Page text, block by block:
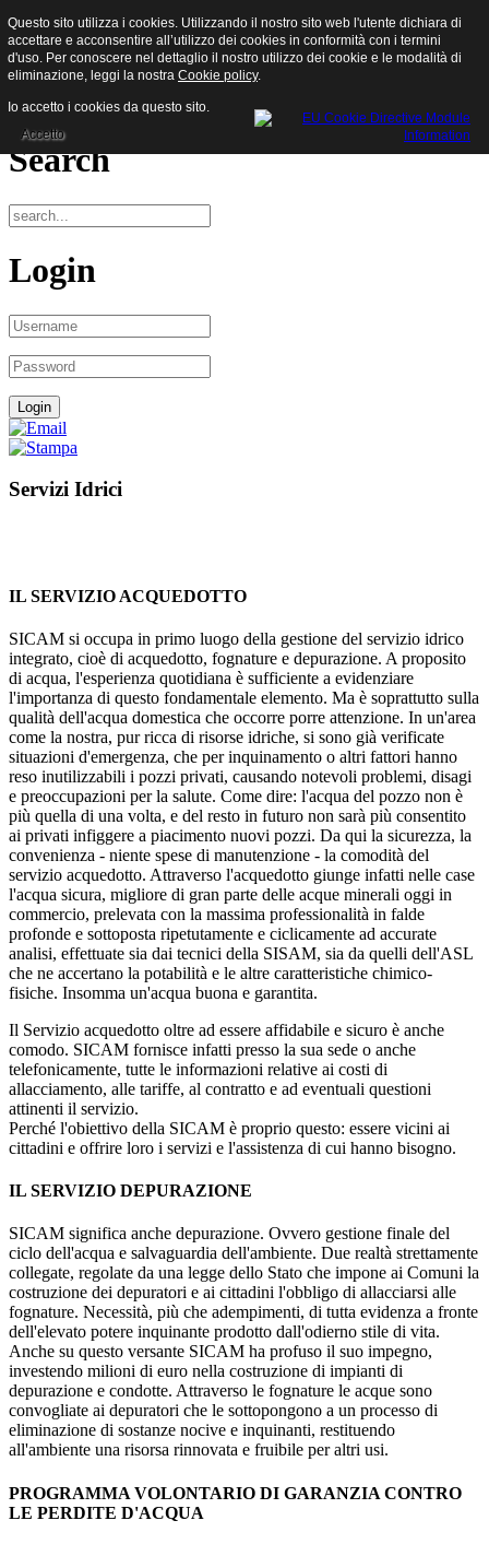
Sisam S.p.a.
Menu
Search
Login
Servizi Idrici
IL SERVIZIO ACQUEDOTTO
SICAM si occupa in primo luogo della gestione del servizio idrico
integrato, cioè di acquedotto, fognature e depurazione. A proposito
di acqua, l'esperienza quotidiana è sufficiente a evidenziare
l'importanza di questo fondamentale elemento. Ma è soprattutto sulla
qualità dell'acqua domestica che occorre porre attenzione. In un'area
come la nostra, pur ricca di risorse idriche, si sono già verificate
situazioni d'emergenza, che per inquinamento o altri fattori hanno
reso inutilizzabili i pozzi privati, causando notevoli problemi, disagi
e preoccupazioni per la salute. Come dire: l'acqua del pozzo non è
più quella di una volta, e del resto in futuro non sarà più consentito
ai privati infiggere a piacimento nuovi pozzi. Da qui la sicurezza, la
convenienza - niente spese di manutenzione - la comodità del
servizio acquedotto. Attraverso l'acquedotto giunge infatti nelle case
l'acqua sicura, migliore di gran parte delle acque minerali oggi in
commercio, prelevata con la massima professionalità in falde
profonde e sottoposta ripetutamente e ciclicamente ad accurate
analisi, effettuate sia dai tecnici della SISAM, sia da quelli dell'ASL
che ne accertano la potabilità e le altre caratteristiche chimico-
fisiche. Insomma un'acqua buona e garantita.
Il Servizio acquedotto oltre ad essere affidabile e sicuro è anche
comodo. SICAM fornisce infatti presso la sua sede o anche
telefonicamente, tutte le informazioni relative ai costi di
allacciamento, alle tariffe, al contratto e ad eventuali questioni
attinenti il servizio.
Perché l'obiettivo della SICAM è proprio questo: essere vicini ai
cittadini e offrire loro i servizi e l'assistenza di cui hanno bisogno.
IL SERVIZIO DEPURAZIONE
SICAM significa anche depurazione. Ovvero gestione finale del
ciclo dell'acqua e salvaguardia dell'ambiente. Due realtà strettamente
collegate, regolate da una legge dello Stato che impone ai Comuni la
costruzione dei depuratori e ai cittadini l'obbligo di allacciarsi alle
fognature. Necessità, più che adempimenti, di tutta evidenza a fronte
dell'elevato potere inquinante prodotto dall'odierno stile di vita.
Anche su questo versante SICAM ha profuso il suo impegno,
investendo milioni di euro nella costruzione di impianti di
depurazione e condotte. Attraverso le fognature le acque sono
convogliate ai depuratori che le sottopongono a un processo di
eliminazione di sostanze nocive e inquinanti, restituendo
all'ambiente una risorsa rinnovata e fruibile per altri usi.
PROGRAMMA VOLONTARIO DI GARANZIA CONTRO
LE PERDITE D'ACQUA
Questo sito utilizza i cookies. Utilizzando il nostro sito web l'utente dichiara di
accettare e acconsentire all’utilizzo dei cookies in conformità con i termini
d'uso. Per conoscere nel dettaglio il nostro utilizzo dei cookie e le modalità di
eliminazione, leggi la nostra Cookie policy.
Io accetto i cookies da questo sito.
Accetto